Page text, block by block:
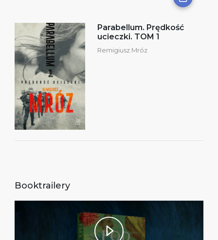
Parabellum. Prędkość
ucieczki. TOM 1
Remigiusz Mróz
Booktrailery